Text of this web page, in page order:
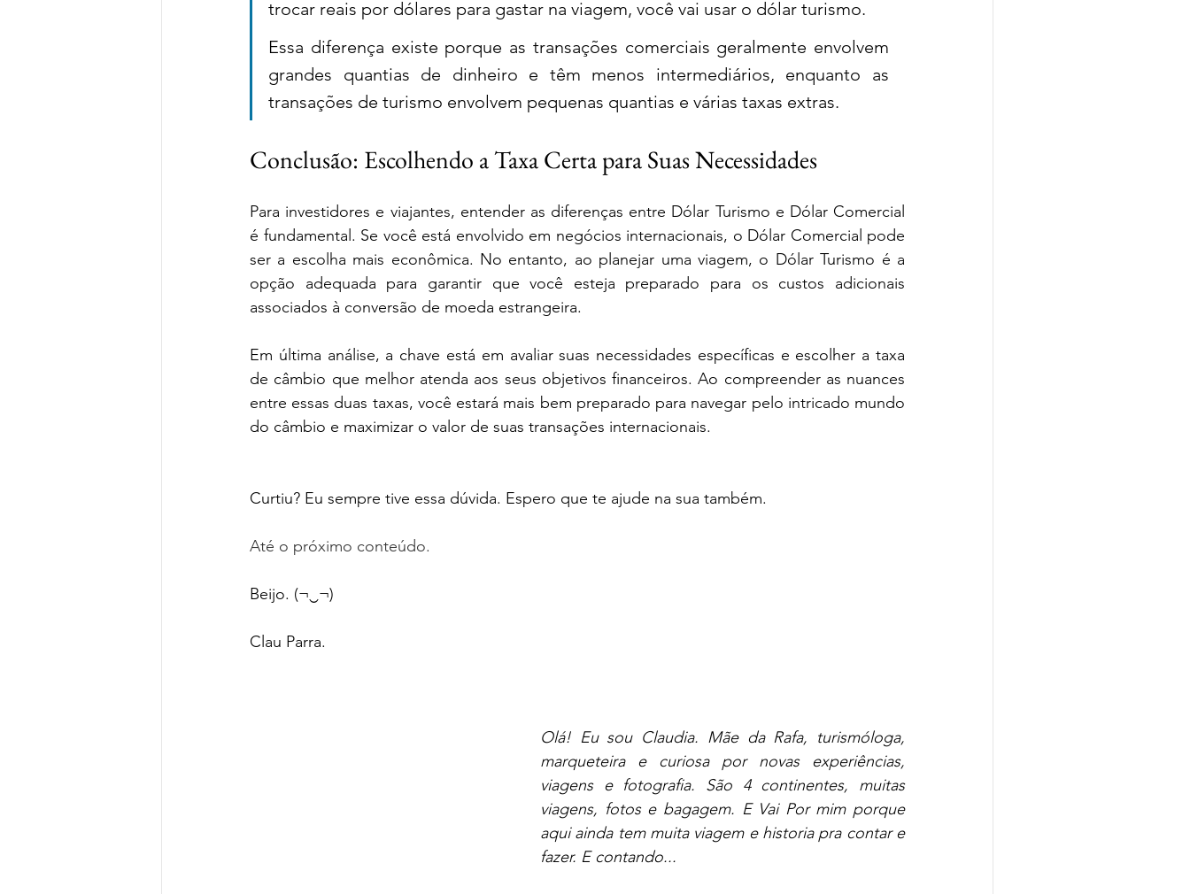
trocar reais por dólares para gastar na viagem, você vai usar o dólar turismo.
Essa diferença existe porque as transações comerciais geralmente envolvem
grandes quantias de dinheiro e têm menos intermediários, enquanto as
transações de turismo envolvem pequenas quantias e várias taxas extras.
Conclusão: Escolhendo a Taxa Certa para Suas Necessidades
Para investidores e viajantes, entender as diferenças entre Dólar Turismo e Dólar Comercial
é fundamental. Se você está envolvido em negócios internacionais, o Dólar Comercial pode
ser a escolha mais econômica. No entanto, ao planejar uma viagem, o Dólar Turismo é a
opção adequada para garantir que você esteja preparado para os custos adicionais
associados à conversão de moeda estrangeira.
Em última análise, a chave está em avaliar suas necessidades específicas e escolher a taxa
de câmbio que melhor atenda aos seus objetivos financeiros. Ao compreender as nuances
entre essas duas taxas, você estará mais bem preparado para navegar pelo intricado mundo
do câmbio e maximizar o valor de suas transações internacionais.
Curtiu? Eu sempre tive essa dúvida. Espero que te ajude na sua também.
Até o próximo conteúdo.
Beijo. (¬‿¬)
Clau Parra.
Olá! Eu sou Claudia. Mãe da Rafa, turismóloga,
marqueteira e curiosa por novas experiências,
viagens e fotografia. São 4 continentes, muitas
viagens, fotos e bagagem. E Vai Por mim porque
aqui ainda tem muita viagem e historia pra contar e
fazer. E contando...